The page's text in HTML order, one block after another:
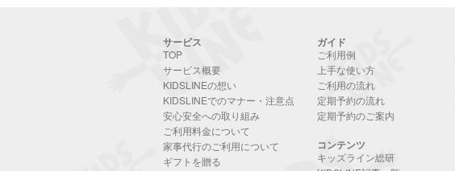
サービス
TOP
サービス概要
KIDSLINEの想い
KIDSLINEでのマナー・注意点
安心安全への取り組み
ご利用料金について
家事代行のご利用について
ギフトを贈る
ガイド
ご利用例
上手な使い方
ご利用の流れ
定期予約の流れ
定期予約のご案内
コンテンツ
キッズライン総研